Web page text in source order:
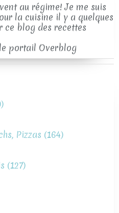
au régime! Je me suis
la cuisine il y a quelques
ce blog des recettes
portail Overblog
Pizzas (164)
(127)